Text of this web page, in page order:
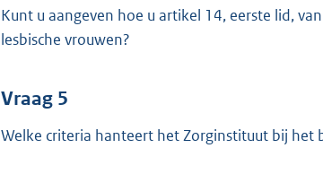
Kunt u aangeven hoe u artikel 14, eerste lid,
lesbische vrouwen?
Vraag 5
Welke criteria hanteert het Zorginstituut bij het